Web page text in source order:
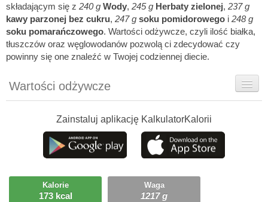
składającym się z 240 g Wody, 245 g Herbaty zielonej, 237 g
kawy parzonej bez cukru, 247 g soku pomidorowego i 248 g
soku pomarańczowego. Wartości odżywcze, czyli ilość białka,
tłuszczów oraz węglowodanów pozwolą ​ci zdecydować czy
powinny się one znaleźć w Twojej codziennej diecie.
Wartości odżywcze
Ciekawostki
Ile możesz zjeść?
Przepisy
Zainstaluj aplikację KalkulatorKalorii
Kalorie
173 kcal
Waga
1217 g